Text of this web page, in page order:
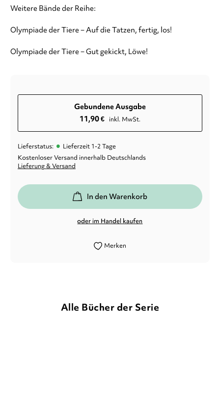
Weitere Bände der Reihe:
Olympiade der Tiere − Auf die Tatzen, fertig, los!
Olympiade der Tiere − Gut gekickt, Löwe!
Gebundene Ausgabe
11,90€ inkl. MwSt.
Lieferstatus: • Lieferzeit 1-2 Tage
Kostenloser Versand innerhalb Deutschlands
Lieferung & Versand
In den Warenkorb
oder im Handel kaufen
Merken
Alle Bücher der Serie